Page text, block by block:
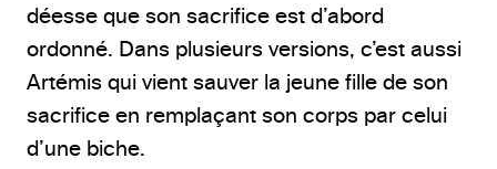
déesse que son sacrifice est d’abord
ordonné. Dans plusieurs versions, c’est aussi
Artémis qui vient sauver la jeune fille de son
sacrifice en remplaçant son corps par celui
d’une biche.